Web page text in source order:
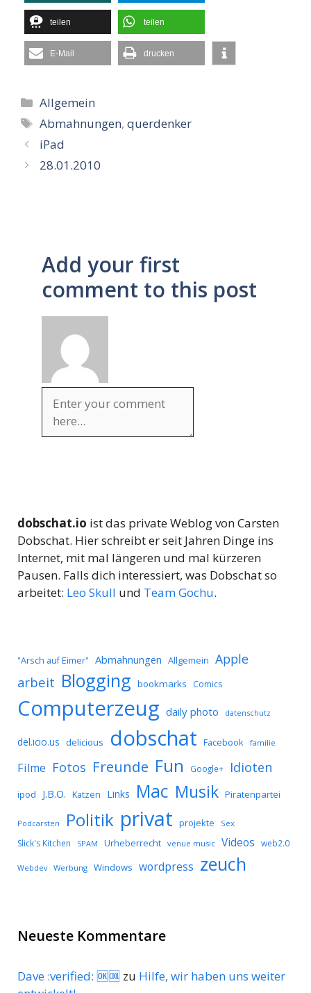
teilen teilen
E-Mail drucken
Kategorien
Allgemein
Schlagwörter
Abmahnungen,querdenker
iPad
28.01.2010
Add your first
comment to this post
dobschat.io ist das private Weblog von Carsten
Dobschat. Hier schreibt er seit Jahren Dinge ins
Internet, mit mal längeren und mal kürzeren
Pausen. Falls dich interessiert, was Dobschat so
arbeitet: Leo Skull und Team Gochu.
"Arsch auf Eimer" Abmahnungen Allgemein Apple
arbeit Blogging bookmarks Comics
Computerzeug daily photo datenschutz
del.icio.us delicious dobschat Facebook familie
Filme Fotos Freunde Fun Google+ Idioten
ipod J.B.O. Katzen Links Mac Musik Piratenpartei
Podcarsten Politik privat projekte Sex
Slick's Kitchen SPAM Urheberrecht venue music Videos web2.0
Webdev Werbung Windows wordpress zeuch
Neueste Kommentare
Dave :verified: 🆗🆒 zu Hilfe, wir haben uns weiter